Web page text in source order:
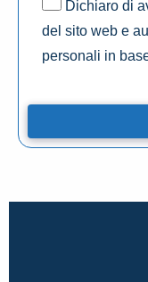
Dichiaro di
del sito web e
personali in